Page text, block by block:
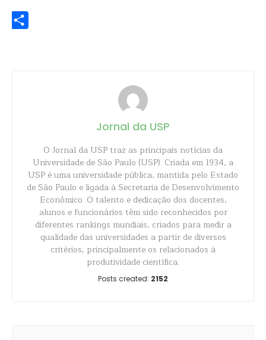
Jornal da USP
O Jornal da USP traz as principais notícias da
Universidade de São Paulo (USP). Criada em 1934, a
USP é uma universidade pública, mantida pelo Estado
de São Paulo e ligada à Secretaria de Desenvolvimento
Econômico. O talento e dedicação dos docentes,
alunos e funcionários têm sido reconhecidos por
diferentes rankings mundiais, criados para medir a
qualidade das universidades a partir de diversos
critérios, principalmente os relacionados à
produtividade científica.
Posts created: 2152